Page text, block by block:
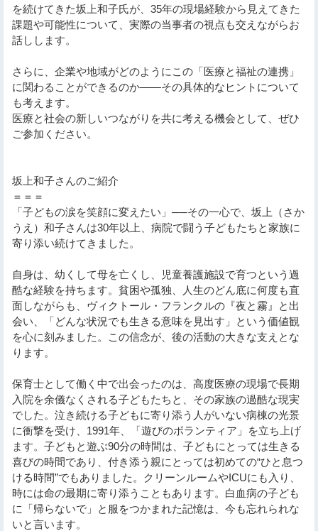
を続けてきた坂上和子氏が、35年の現場経験から見えてきた
課題や可能性について、実際の当事者の視点も交えながらお
話しします。
さらに、企業や地域がどのようにこの「医療と福祉の連携」
に関わることができるのか――その具体的なヒントについて
も考えます。
医療と社会の新しいつながりを共に考える機会として、ぜひ
ご参加ください。
坂上和子さんのご紹介
＝＝＝
「子どもの涙を笑顔に変えたい」──その一心で、坂上（さか
うえ）和子さんは30年以上、病院で闘う子どもたちと家族に
寄り添い続けてきました。
自身は、幼くして母を亡くし、児童養護施設で育つという過
酷な経験を持ちます。貧困や孤独、人生のどん底に何度も直
面しながらも、ヴィクトール・フランクルの『夜と霧』と出
会い、「どんな状況でも生きる意味を見出す」という価値観
を心に刻みました。この信念が、後の活動の大きな支えとな
ります。
保育士として働く中で出会ったのは、高度医療の現場で長期
入院を余儀なくされる子どもたちと、その家族の過酷な現実
でした。泣き続ける子どもに寄り添う人がいない病棟の光景
に衝撃を受け、1991年、「遊びのボランティア」を立ち上げ
ます。子どもと遊ぶ90分の時間は、子どもにとっては生きる
喜びの時間であり、付き添う親にとっては初めての“ひと息つ
ける時間”でもありました。クリーンルームやICUにも入り、
時には命の最期に寄り添うこともあります。白血病の子ども
に「帰らないで」と服をつかまれた記憶は、今も忘れられな
いと言います。